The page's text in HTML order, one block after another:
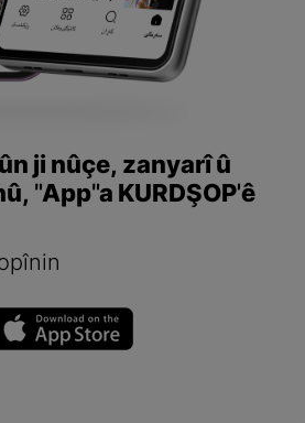
ji nûçe, zanyarî û
"App"a KURDŞOP'ê